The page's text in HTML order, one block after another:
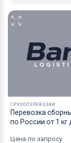
ГРУЗОПЕРЕВОЗКИ
Перевозка
по России от 1 кг
Цена по запросу